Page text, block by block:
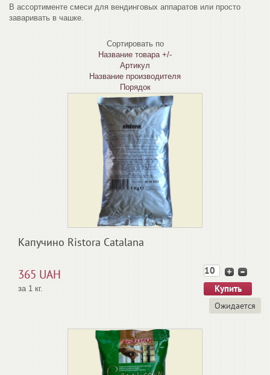
В ассортименте смеси для вендинговых аппаратов или просто
заваривать в чашке.
Сортировать по
Название товара +/-
Артикул
Название производителя
Порядок
Капучино Ristora Catalana
365 UAH
за 1 кг.
Ожидается